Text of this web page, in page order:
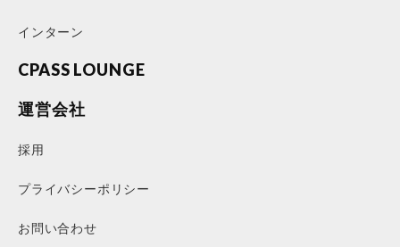
インターン
CPASS LOUNGE
運営会社
採用
プライバシーポリシー
お問い合わせ